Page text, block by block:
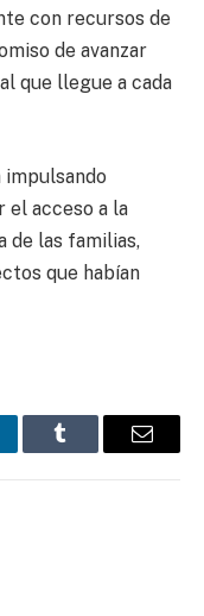
con recursos de
de avanzar
que llegue a cada
impulsando
el acceso a la
de las familias,
que habían
Tumblr Email